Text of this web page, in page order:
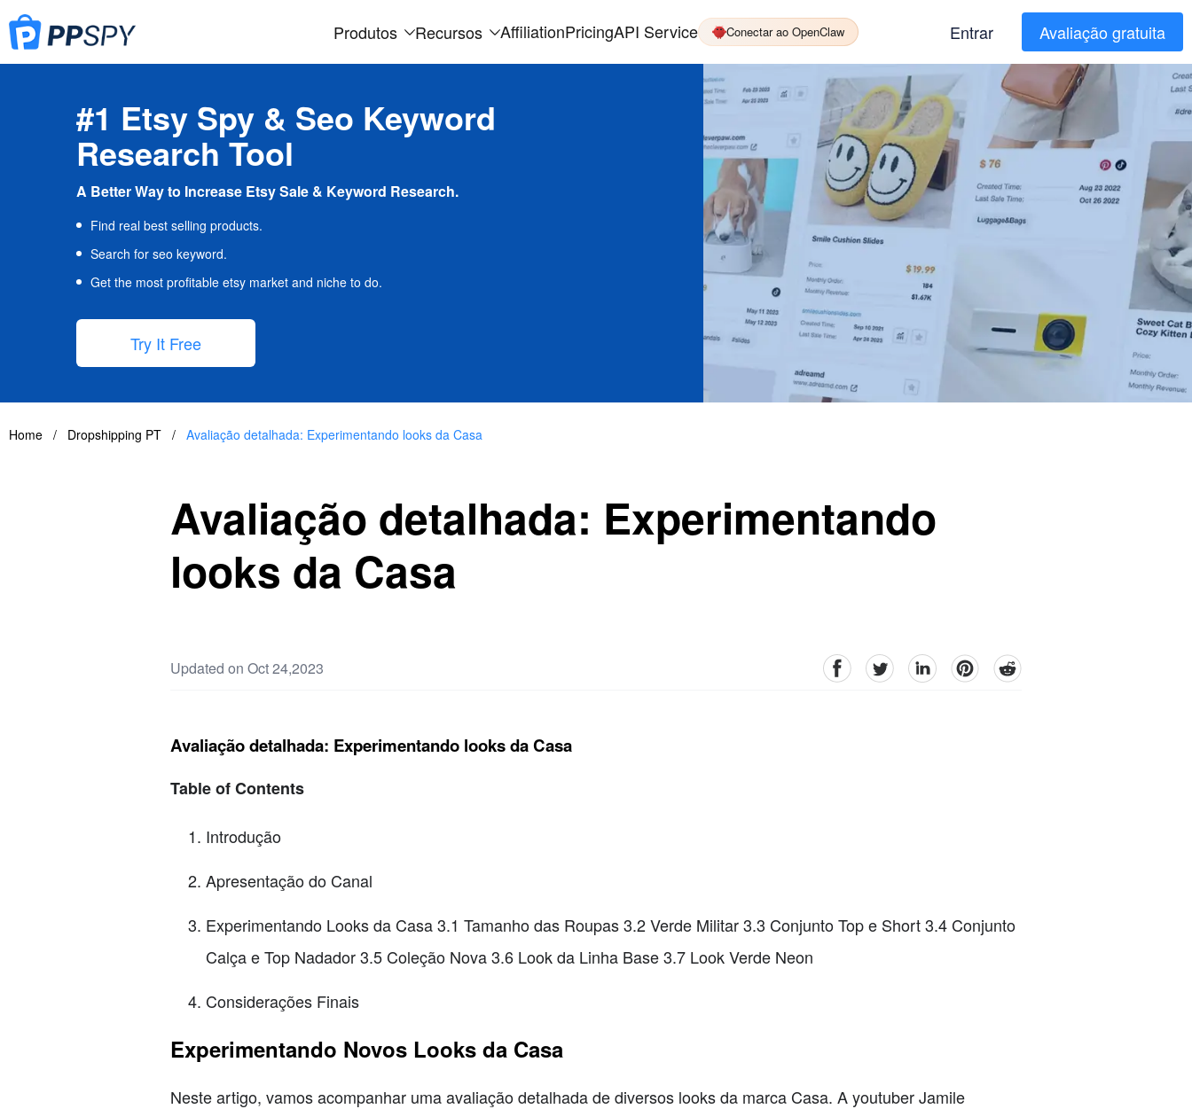
Produtos Recursos AffiliationPricingAPI Service Conectar ao OpenClaw Entrar Avaliação gratuita
#1 Etsy Spy & Seo Keyword
Research Tool
A Better Way to Increase Etsy Sale & Keyword Research.
Find real best selling products.
Search for seo keyword.
Get the most profitable etsy market and niche to do.
Try It Free
Home / Dropshipping PT / Avaliação detalhada: Experimentando looks da Casa
Avaliação detalhada: Experimentando
looks da Casa
Updated on Oct 24,2023 facebookTwitter linkedinpinterestreddit
Avaliação detalhada: Experimentando looks da Casa
Table of Contents
Introdução
Apresentação do Canal
Experimentando Looks da Casa 3.1 Tamanho das Roupas 3.2 Verde Militar 3.3 Conjunto Top e Short 3.4 Conjunto
Calça e Top Nadador 3.5 Coleção Nova 3.6 Look da Linha Base 3.7 Look Verde Neon
Considerações Finais
Experimentando Novos Looks da Casa
Neste artigo, vamos acompanhar uma avaliação detalhada de diversos looks da marca Casa. A youtuber Jamile